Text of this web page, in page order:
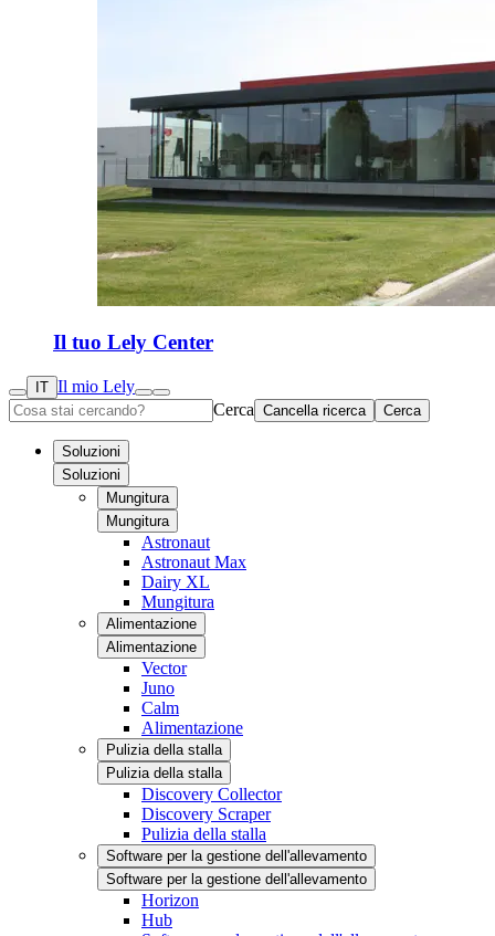
Il tuo Lely Center
IT Il mio Lely
Cerca Cancella ricerca Cerca
Soluzioni
Soluzioni
Mungitura
Mungitura
Astronaut
Astronaut Max
Dairy XL
Mungitura
Alimentazione
Alimentazione
Vector
Juno
Calm
Alimentazione
Pulizia della stalla
Pulizia della stalla
Discovery Collector
Discovery Scraper
Pulizia della stalla
Software per la gestione dell'allevamento
Software per la gestione dell'allevamento
Horizon
Hub